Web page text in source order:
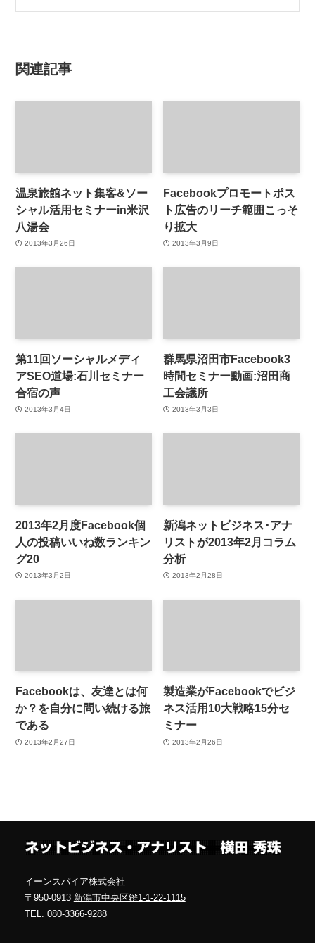
関連記事
温泉旅館ネット集客&ソー
シャル活用セミナーin米沢
八湯会
2013年3月26日
Facebookプロモートポス
ト広告のリーチ範囲こっそ
り拡大
2013年3月9日
第11回ソーシャルメディ
アSEO道場:石川セミナー
合宿の声
2013年3月4日
群馬県沼田市Facebook3
時間セミナー動画:沼田商
工会議所
2013年3月3日
2013年2月度Facebook個
人の投稿いいね数ランキン
グ20
2013年3月2日
新潟ネットビジネス･アナ
リストが2013年2月コラム
分析
2013年2月28日
Facebookは、友達とは何
か？を自分に問い続ける旅
である
2013年2月27日
製造業がFacebookでビジ
ネス活用10大戦略15分セ
ミナー
2013年2月26日
イーンスパイア株式会社
〒950-0913 新潟市中央区鐙1-1-22-1115
TEL. 080-3366-9288